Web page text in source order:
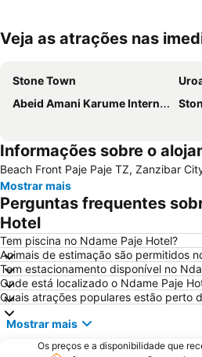
Ampliar mapa
Veja as atrações nas
Stone Town
Abeid Amani Karume International Airport
Informações sobre o
Beach Front Paje Paje TZ, Zanzibar
Mostrar mais
Perguntas frequentes
Hotel
Tem piscina no Ndame Paje Hotel?
Animais de estimação são permitidos
Tem estacionamento disponível no
Onde está localizado o Ndame Paje
Quais atrações populares estão perto
Mostrar mais
Os preços e a disponibilidade que